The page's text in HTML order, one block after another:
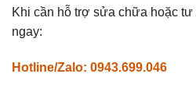
Khi cần hỗ trợ sửa chữa hoặc
ngay:
Hotline/Zalo: 0943.699.046